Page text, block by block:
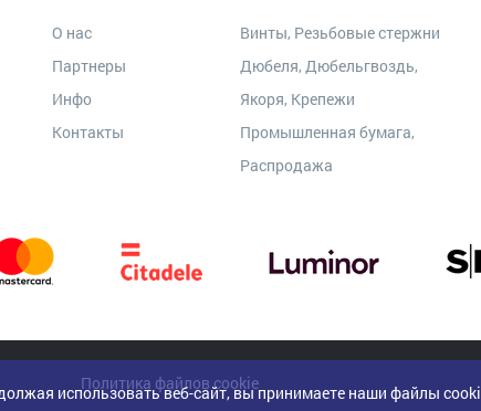
О нас
Партнеры
Инфо
Контакты
Винты, Резьбовые стержни
Дюбеля, Дюбельгвоздь,
Якоря, Крепежи
Промышленная бумага,
Распродажа
Политика файлов cookie
использовать веб-сайт, вы принимаете наши файлы